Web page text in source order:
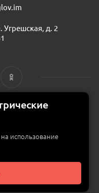
Угрешская, д. 2
—
использование